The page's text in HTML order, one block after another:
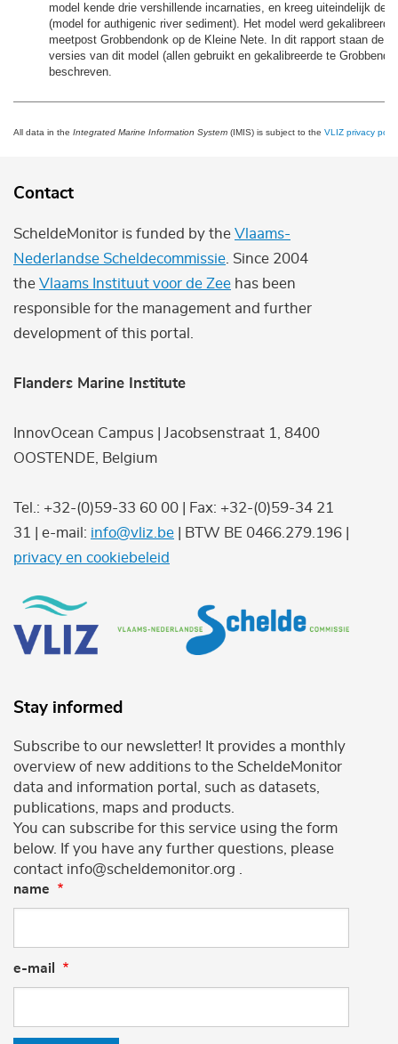
model kende drie vershillende incarnaties, en kreeg uiteindelijk de
(model for authigenic river sediment). Het model werd gekalibreerd
meetpost Grobbendonk op de Kleine Nete. In dit rapport staan de
versies van dit model (allen gebruikt en gekalibreerde te
beschreven.
All data in the Integrated Marine Information System (IMIS) is subject to the VLIZ privacy
Contact
ScheldeMonitor is funded by the Vlaams-
Nederlandse Scheldecommissie . Since 2004
the Vlaams Instituut voor de Zee has been
responsible for the management and further
development of this portal.
Flanders Marine Institute
InnovOcean Campus | Jacobsenstraat 1, 8400
OOSTENDE, Belgium
Tel.: +32-(0)59-33 60 00 | Fax: +32-(0)59-34 21
31 | e-mail: info@vliz.be | BTW BE 0466.279.196 |
privacy en cookiebeleid
Stay informed
Subscribe to our newsletter! It provides a monthly
overview of new additions to the ScheldeMonitor
data and information portal, such as datasets,
publications, maps and products.
You can subscribe for this service using the form
below. If you have any further questions, please
contact info@scheldemonitor.org .
name
e-mail